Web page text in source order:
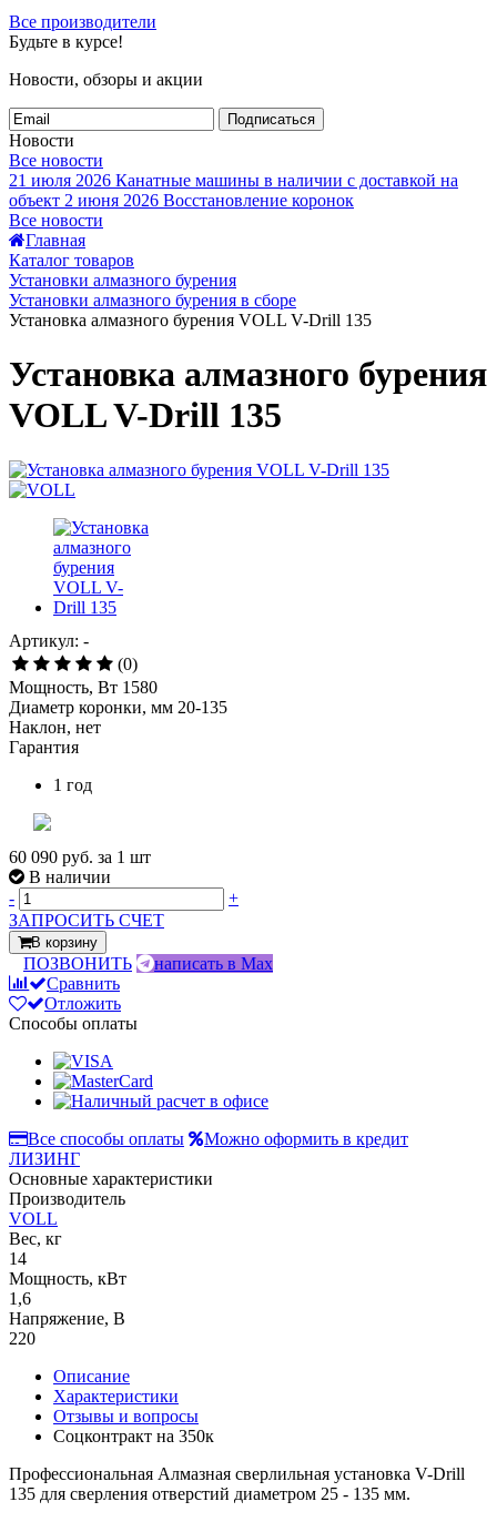
Все производители
Будьте в курсе!
Новости, обзоры и акции
Подписаться
Новости
Все новости
21 июля 2026 Канатные машины в наличии с доставкой на
объект 2 июня 2026 Восстановление коронок
Все новости
Главная
Каталог товаров
Установки алмазного бурения
Установки алмазного бурения в сборе
Установка алмазного бурения VOLL V-Drill 135
Установка алмазного бурения
VOLL V-Drill 135
Артикул: -
(0)
Мощность, Вт 1580
Диаметр коронки, мм 20-135
Наклон, нет
Гарантия
1 год
60 090 руб. за 1 шт
В наличии
-
+
ЗАПРОСИТЬ СЧЕТ
В корзину
ПОЗВОНИТЬ
написать в Max
Сравнить
Отложить
Способы оплаты
Все способы оплаты
Можно оформить в кредит
ЛИЗИНГ
Основные характеристики
Производитель
VOLL
Вес, кг
14
Мощность, кВт
1,6
Напряжение, В
220
Описание
Характеристики
Отзывы и вопросы
Соцконтракт на 350к
Профессиональная Алмазная сверлильная установка V-Drill
135 для сверления отверстий диаметром 25 - 135 мм.